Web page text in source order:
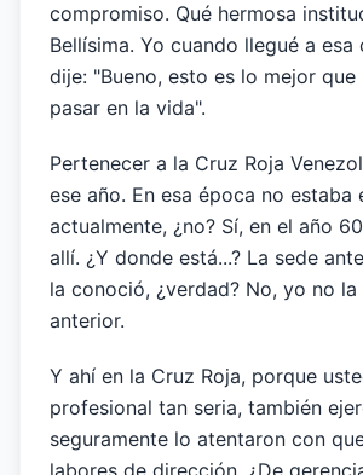
compromiso. Qué hermosa
Bellísima. Yo cuando llegué a esa
dije: "Bueno, esto es lo mejor
pasar en la vida".
Pertenecer a la Cruz Roja
ese año. En esa época no estaba
actualmente, ¿no? Sí, en el año
allí. ¿Y donde está...? La sede
la conoció, ¿verdad? No, yo no
anterior.
Y ahí en la Cruz Roja, porque
profesional tan seria, también
seguramente lo atentaron con
labores de dirección. ¿De